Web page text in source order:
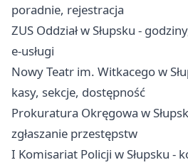
poradnie, rejestracja
ZUS Oddział w Słupsku -
e-usługi
Nowy Teatr im. Witkacego w
kasy, sekcje, dostępność
Prokuratura Okręgowa w
zgłaszanie przestępstw
I Komisariat Policji w Słupsku -